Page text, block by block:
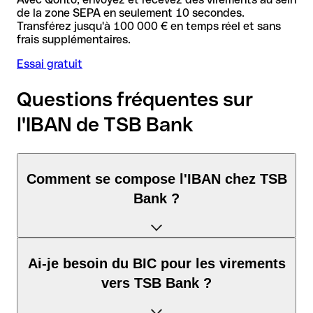
de la zone SEPA en seulement 10 secondes.
Transférez jusqu'à 100 000 € en temps réel et sans
frais supplémentaires.
Essai gratuit
Questions fréquentes sur
l'IBAN de TSB Bank
Comment se compose l'IBAN chez TSB
Bank ?
L'IBAN au Royaume-Uni se compose exactement de 22
caractères et comprend trois éléments :
Ai-je besoin du BIC pour les virements
vers TSB Bank ?